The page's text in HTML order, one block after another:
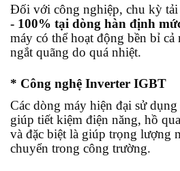
Đối với công nghiệp, chu kỳ tải
- 100% tại dòng hàn định
máy có thể hoạt động bền bỉ
ngắt quãng do quá nhiệt.
* Công nghệ Inverter IGBT
Các dòng máy hiện đại sử
giúp tiết kiệm điện năng, hồ
và đặc biệt là giúp trọng lượng
chuyển trong công trường.